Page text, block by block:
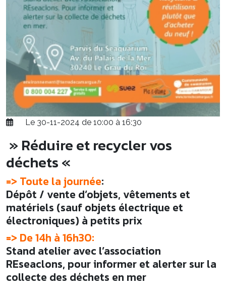
Le 30-11-2024 de 10:00 à 16:30
» Réduire et recycler vos
déchets «
=> Toute la journée:
Dépôt / vente d’objets, vêtements et
matériels (sauf objets électrique et
électroniques) à petits prix
=> De 14h à 16h30:
Stand atelier avec l’association
REseaclons, pour informer et alerter sur la
collecte des déchets en mer